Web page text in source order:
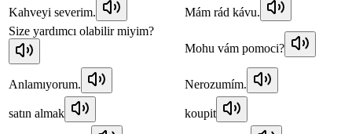
Kahveyi severim.
Mám rád kávu.
Size yardımcı olabilir miyim?
Mohu vám pomoci?
Anlamıyorum. Nerozumím.
satın almak koupit